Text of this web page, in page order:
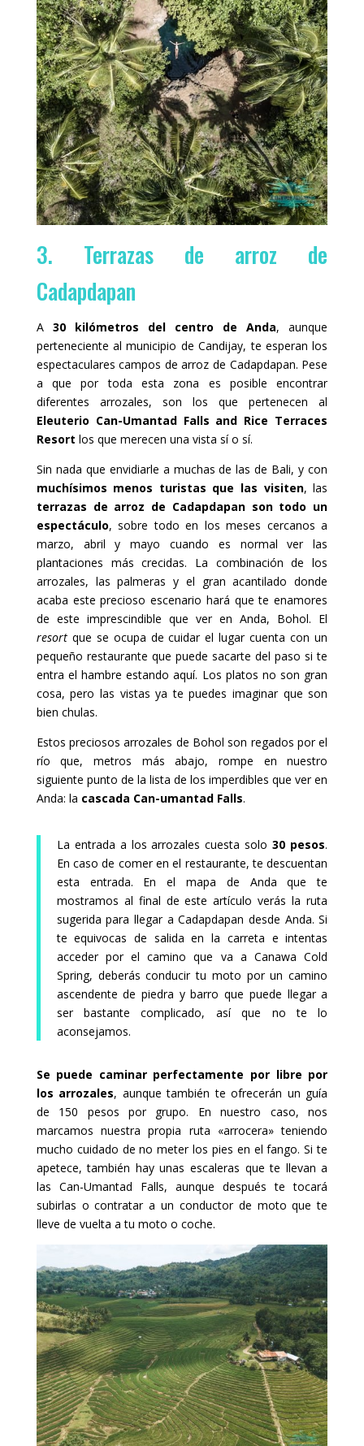
3. Terrazas de arroz de
Cadapdapan
A 30 kilómetros del centro de Anda, aunque
perteneciente al municipio de Candijay, te esperan los
espectaculares campos de arroz de Cadapdapan. Pese
a que por toda esta zona es posible encontrar
diferentes arrozales, son los que pertenecen al
Eleuterio Can-Umantad Falls and Rice Terraces
Resort los que merecen una vista sí o sí.
Sin nada que envidiarle a muchas de las de Bali, y con
muchísimos menos turistas que las visiten, las
terrazas de arroz de Cadapdapan son todo un
espectáculo, sobre todo en los meses cercanos a
marzo, abril y mayo cuando es normal ver las
plantaciones más crecidas. La combinación de los
arrozales, las palmeras y el gran acantilado donde
acaba este precioso escenario hará que te enamores
de este imprescindible que ver en Anda, Bohol. El
resortque se ocupa de cuidar el lugar cuenta con un
pequeño restaurante que puede sacarte del paso si te
entra el hambre estando aquí. Los platos no son gran
cosa, pero las vistas ya te puedes imaginar que son
bien chulas.
Estos preciosos arrozales de Bohol son regados por el
río que, metros más abajo, rompe en nuestro
siguiente punto de la lista de los imperdibles que ver en
Anda: la cascada Can-umantad Falls.
La entrada a los arrozales cuesta solo30 pesos.
En caso de comer en el restaurante, te descuentan
esta entrada. En el mapa de Anda que te
mostramos al final de este artículo verás la ruta
sugerida para llegar a Cadapdapan desde Anda. Si
te equivocas de salida en la carreta e intentas
acceder por el camino que va a Canawa Cold
Spring, deberás conducir tu moto por un camino
ascendente de piedra y barro que puede llegar a
ser bastante complicado, así que no te lo
aconsejamos.
Se puede caminar perfectamente por libre por
los arrozales, aunque también te ofrecerán un guía
de 150 pesos por grupo. En nuestro caso, nos
marcamos nuestra propia ruta «arrocera» teniendo
mucho cuidado de no meter los pies en el fango. Si te
apetece, también hay unas escaleras que te llevan a
las Can-Umantad Falls, aunque después te tocará
subirlas o contratar a un conductor de moto que te
lleve de vuelta a tu moto o coche.